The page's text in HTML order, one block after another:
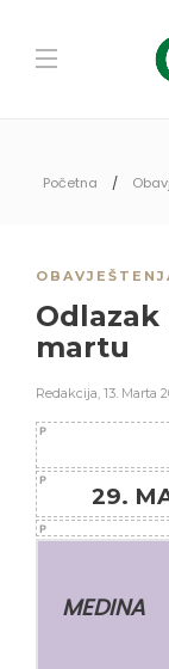
Početna
martu
Redakcija, 13. Marta
29.
MEDINA